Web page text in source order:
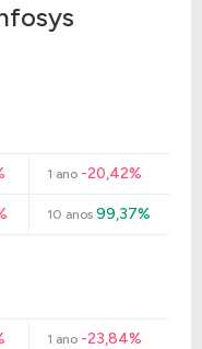
1 ano-20,42%
10 anos99,37%
1 ano-23,84%